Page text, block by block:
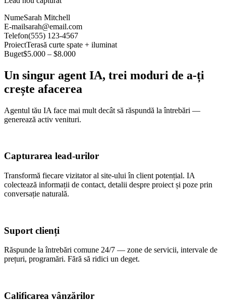
NumeSarah Mitchell
E-mailsarah@email.com
Telefon(555) 123-4567
ProiectTerasă curte spate + iluminat
Buget$5.000 – $8.000
Un singur agent IA, trei moduri de a-ți
crește afacerea
Agentul tău IA face mai mult decât să răspundă la întrebări —
generează activ venituri.
Capturarea lead-urilor
Transformă fiecare vizitator al site-ului în client potențial. IA
colectează informații de contact, detalii despre proiect și poze prin
conversație naturală.
Suport clienți
Răspunde la întrebări comune 24/7 — zone de servicii, intervale de
prețuri, programări. Fără să ridici un deget.
Calificarea vânzărilor